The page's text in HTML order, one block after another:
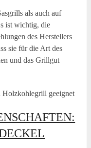
als auch auf
ist wichtig, die
des Herstellers
sie für die Art des
und das Grillgut